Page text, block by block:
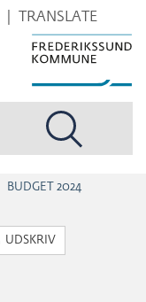
TRANSLATE
BUDGET 2024
UDSKRIV